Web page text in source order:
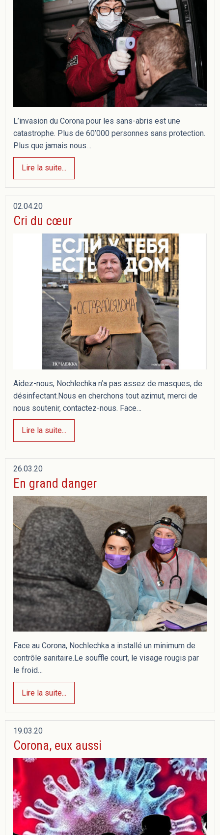
L’invasion du Corona pour les sans-abris est une
catastrophe. Plus de 60’000 personnes sans protection.
Plus que jamais nous…
Lire la suite...
02.04.20
Cri du cœur
Aidez-nous, Nochlechka n’a pas assez de masques, de
désinfectant.Nous en cherchons tout azimut, merci de
nous soutenir, contactez-nous. Face…
Lire la suite...
26.03.20
En grand danger
Face au Corona, Nochlechka a installé un minimum de
contrôle sanitaire.Le souffle court, le visage rougis par
le froid…
Lire la suite...
19.03.20
Corona, eux aussi